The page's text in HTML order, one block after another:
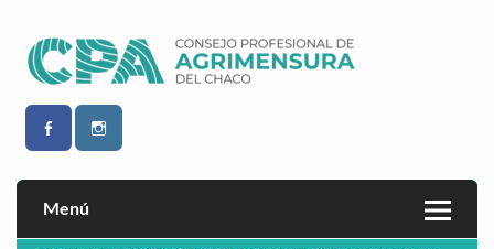
contenido
CPACH
Consejo Profesional de Agrimensura del Chaco
Menú